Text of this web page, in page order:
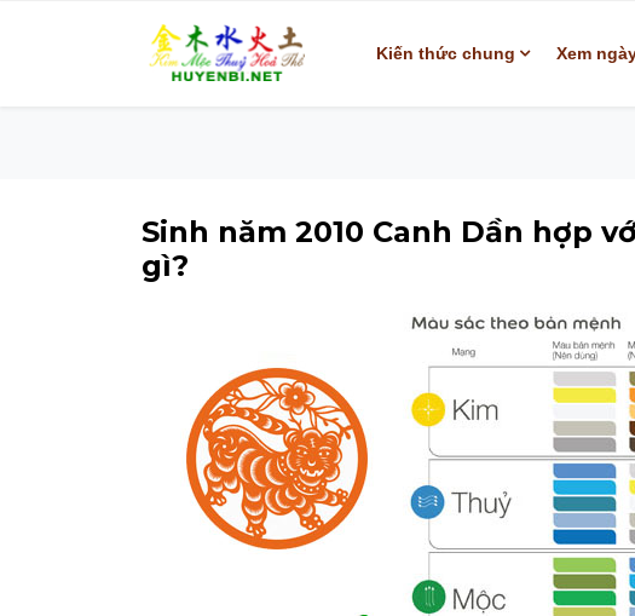
Kiến thức chung Xem
Sinh năm 2010 Canh Dần hợp
gì?